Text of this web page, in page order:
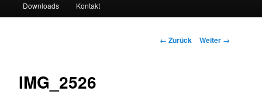
wechseln
Inhalt
Downloads Kontakt
Bilder-
← Zurück Weiter →
IMG_2526